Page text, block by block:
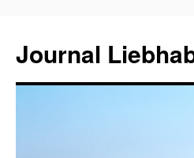
Journal